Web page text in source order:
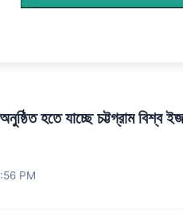
হতে যাচ্ছে চট্টগ্রাম
PM